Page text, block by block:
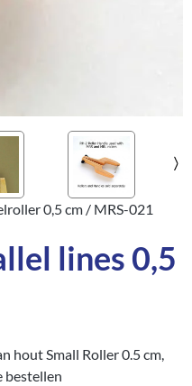
0,5 cm / MRS-021
lines 0,5
hout Small Roller 0.5 cm,
bestellen